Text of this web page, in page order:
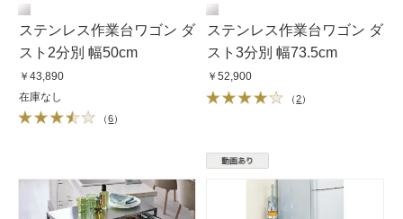
ステンレス作業台ワゴン ダ
スト2分別 幅50cm
￥43,890
在庫なし
（6）
ステンレス作業台ワゴン ダ
スト3分別 幅73.5cm
￥52,900
（2）